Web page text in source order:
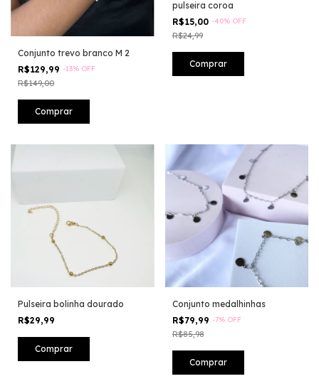
Conjunto trevo branco M 2
R$129,99 -13% OFF
R$149,00
pulseira coroa
R$15,00 -40% OFF
R$24,99
Pulseira bolinha dourado
R$29,99
Conjunto medalhinhas
R$79,99 -7% OFF
R$85,98